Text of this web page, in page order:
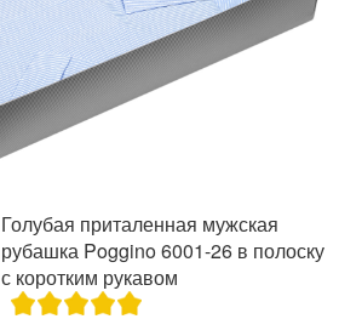
Голубая приталенная мужская
рубашка Poggino 6001-26 в полоску
с коротким рукавом